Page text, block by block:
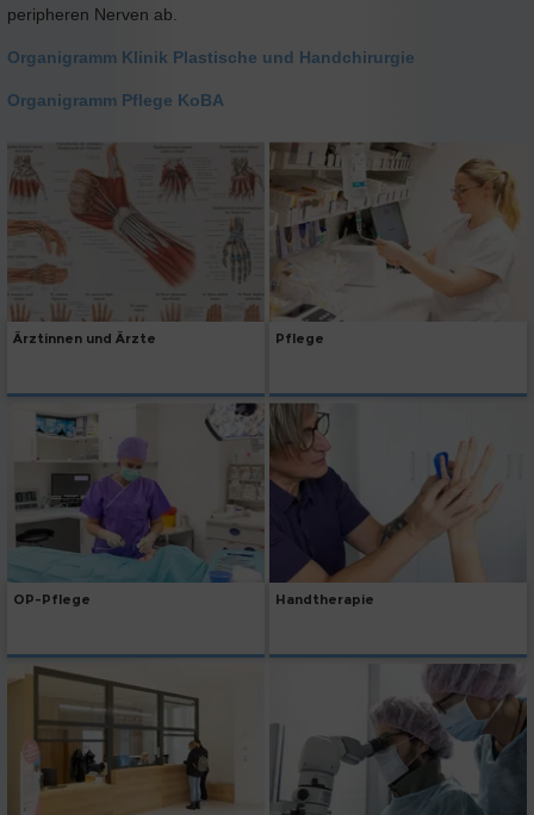
peripheren Nerven ab.
Organigramm Klinik Plastische und Handchirurgie
Organigramm Pflege KoBA
Ärztinnen und Ärzte Pflege
OP-Pflege Handtherapie